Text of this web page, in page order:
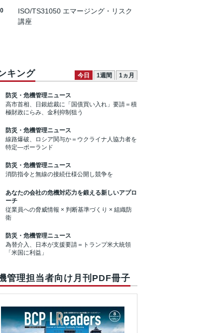
ISO/TS31050 エマージング・リスク
講座
キング 今日 1週間 1ヵ月
防災・危機管理ニュース
高市首相、日銀総裁に「国債買い入れ」要請＝積
極財政にらみ、金利抑制狙う
防災・危機管理ニュース
線路爆破、ロシア関与か＝ウクライナ人協力者を
特定―ポーランド
防災・危機管理ニュース
消防指令と無線の接続仕様公開し競争を
あなたの会社の危機対応力を鍛える新しいアプロ
ーチ
従業員への脅威情報 × 判断基準づくり × 組織防
衛
防災・危機管理ニュース
為替介入、日本が支援要請＝トランプ米大統領
「米国に利益」
管理担当者向け月刊PDF冊子